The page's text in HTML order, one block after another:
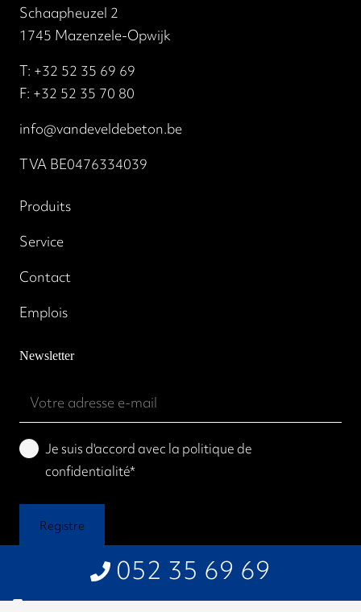
Schaapheuzel 2
1745 Mazenzele-Opwijk
T:+32 52 35 69 69
F: +32 52 35 70 80
info@vandeveldebeton.be
TVA BE0476334039
Produits
Service
Contact
Emplois
Newsletter
Emailadres
(Required)
Privacy
policy
Je suis d'accord avec la politique de
confidentialité*
052 35 69 69